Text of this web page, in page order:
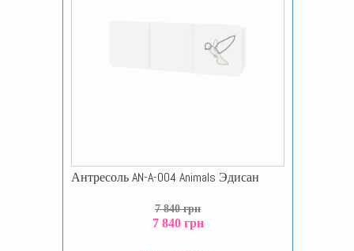
Антресоль AN-A-004 Animals Эдисан
7 840 грн
7 840 грн